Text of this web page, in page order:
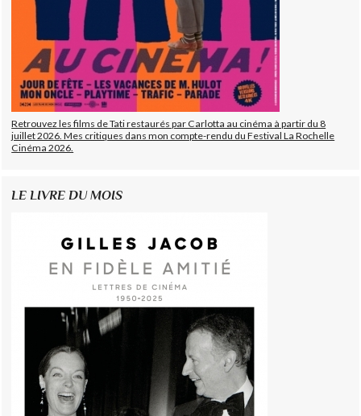
Retrouvez les films de Tati restaurés par Carlotta au cinéma à partir du 8
juillet 2026. Mes critiques dans mon compte-rendu du Festival La Rochelle
Cinéma 2026.
LE LIVRE DU MOIS